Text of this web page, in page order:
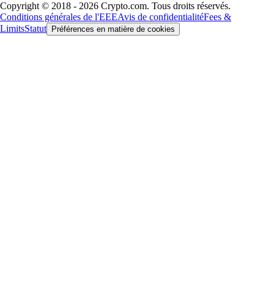
Copyright © 2018 - 2026 Crypto.com. Tous droits réservés.
Conditions générales de l'EEEAvis de confidentialitéFees &
LimitsStatut Préférences en matière de cookies